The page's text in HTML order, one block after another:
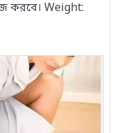
করবে। Weight: